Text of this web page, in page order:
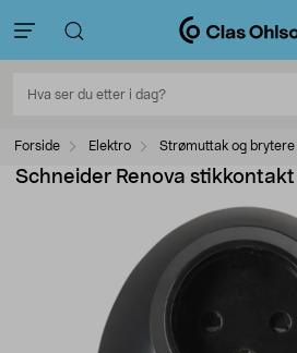
Forside Elektro Strømuttak og brytere
Schneider Renova